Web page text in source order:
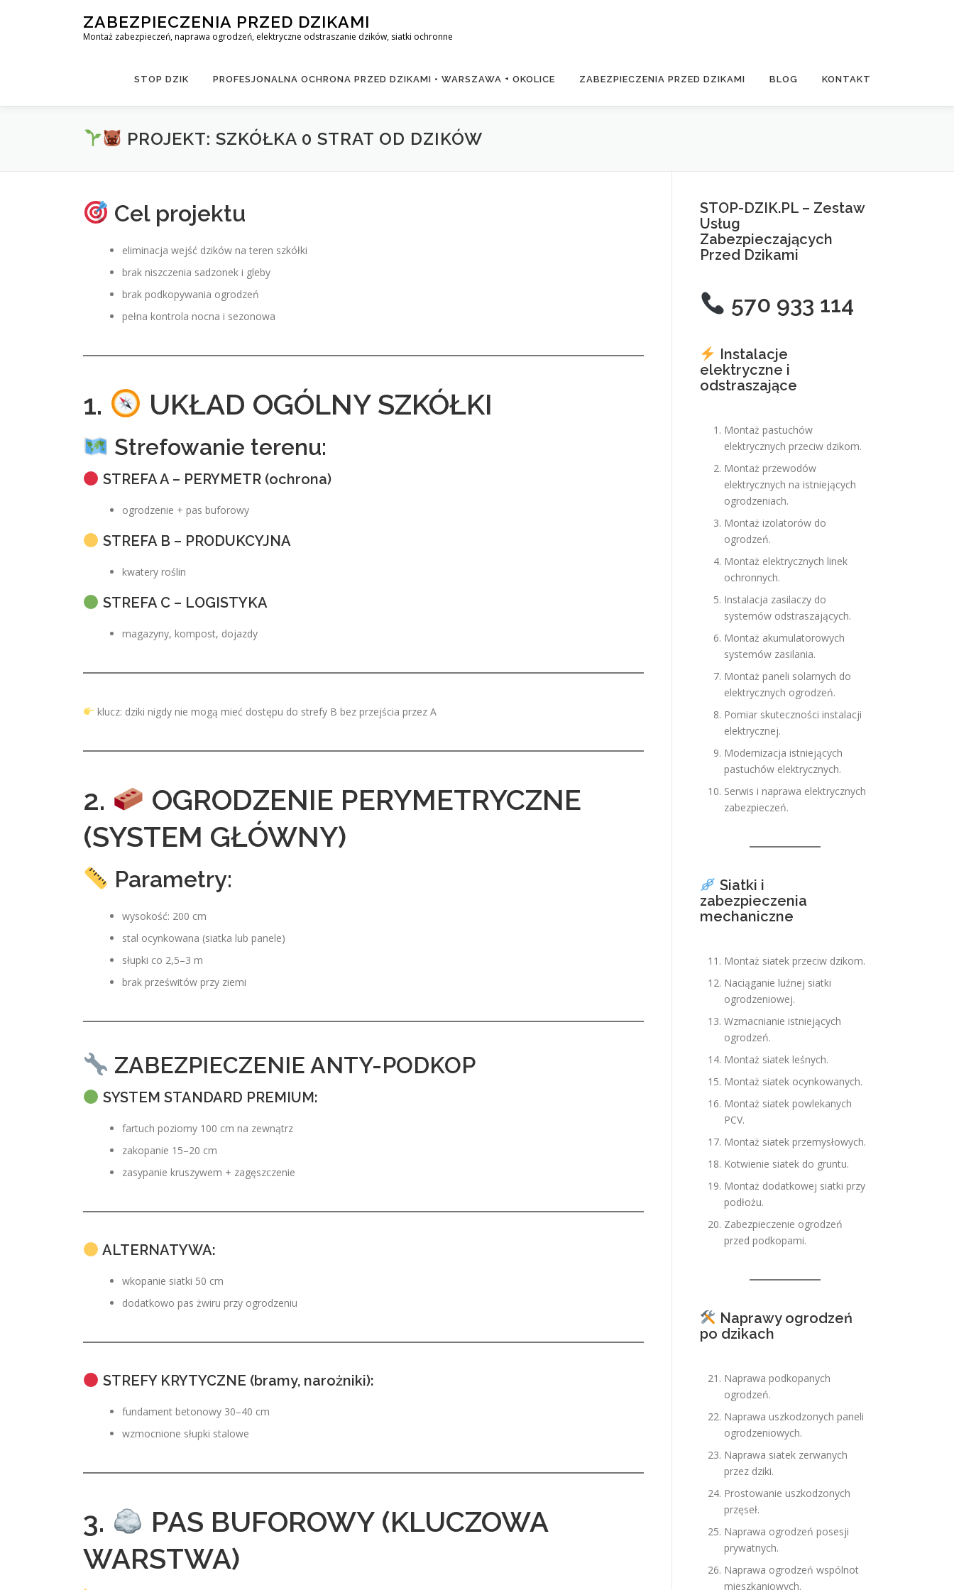
ZABEZPIECZENIA PRZED DZIKAMI
Montaż zabezpieczeń, naprawa ogrodzeń, elektryczne odstraszanie dzików, siatki ochronne
STOP DZIK PROFESJONALNA OCHRONA PRZED DZIKAMI • WARSZAWA + OKOLICE ZABEZPIECZENIA PRZED DZIKAMI BLOG KONTAKT
PROJEKT: SZKÓŁKA 0 STRAT OD DZIKÓW
Cel projektu
eliminacja wejść dzików na teren szkółki
brak niszczenia sadzonek i gleby
brak podkopywania ogrodzeń
pełna kontrola nocna i sezonowa
1. UKŁAD OGÓLNY SZKÓŁKI
Strefowanie terenu:
STREFA A – PERYMETR (ochrona)
ogrodzenie + pas buforowy
STREFA B – PRODUKCYJNA
kwatery roślin
STREFA C – LOGISTYKA
magazyny, kompost, dojazdy
klucz: dziki nigdy nie mogą mieć dostępu do strefy B bez przejścia przez A
2.
OGRODZENIE PERYMETRYCZNE
(SYSTEM GŁÓWNY)
Parametry:
wysokość: 200 cm
stal ocynkowana (siatka lub panele)
słupki co 2,5–3 m
brak prześwitów przy ziemi
ZABEZPIECZENIE ANTY-PODKOP
SYSTEM STANDARD PREMIUM:
fartuch poziomy 100 cm na zewnątrz
zakopanie 15–20 cm
zasypanie kruszywem + zagęszczenie
ALTERNATYWA:
wkopanie siatki 50 cm
dodatkowo pas żwiru przy ogrodzeniu
STREFY KRYTYCZNE (bramy, narożniki):
fundament betonowy 30–40 cm
wzmocnione słupki stalowe
3.
PAS BUFOROWY (KLUCZOWA
WARSTWA)
STOP-DZIK.PL – Zestaw
Usług
Zabezpieczających
Przed Dzikami
570 933 114
Instalacje
elektryczne i
odstraszające
Montaż pastuchów
elektrycznych przeciw dzikom.
Montaż przewodów
elektrycznych na istniejących
ogrodzeniach.
Montaż izolatorów do
ogrodzeń.
Montaż elektrycznych linek
ochronnych.
Instalacja zasilaczy do
systemów odstraszających.
Montaż akumulatorowych
systemów zasilania.
Montaż paneli solarnych do
elektrycznych ogrodzeń.
Pomiar skuteczności instalacji
elektrycznej.
Modernizacja istniejących
pastuchów elektrycznych.
Serwis i naprawa elektrycznych
zabezpieczeń.
Siatki i
zabezpieczenia
mechaniczne
Montaż siatek przeciw dzikom.
Naciąganie luźnej siatki
ogrodzeniowej.
Wzmacnianie istniejących
ogrodzeń.
Montaż siatek leśnych.
Montaż siatek ocynkowanych.
Montaż siatek powlekanych
PCV.
Montaż siatek przemysłowych.
Kotwienie siatek do gruntu.
Montaż dodatkowej siatki przy
podłożu.
Zabezpieczenie ogrodzeń
przed podkopami.
Naprawy ogrodzeń
po dzikach
Naprawa podkopanych
ogrodzeń.
Naprawa uszkodzonych paneli
ogrodzeniowych.
Naprawa siatek zerwanych
przez dziki.
Prostowanie uszkodzonych
przęseł.
Naprawa ogrodzeń posesji
prywatnych.
Naprawa ogrodzeń wspólnot
mieszkaniowych.